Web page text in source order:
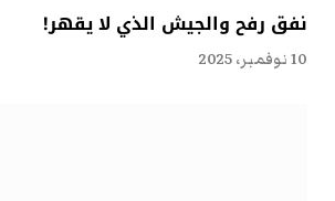
نفق رفح والجيش الذي لا يقهر!
10 نوفمبر، 2025